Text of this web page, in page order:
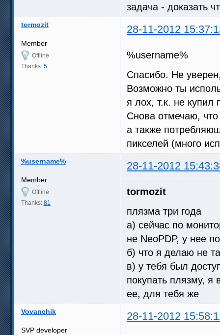
задача - доказать
tormozit 28-11-2012
Member
Offline
Thanks: 5
%username%
Спасибо. Не
Возможно ты
я лох, т.к. не
Снова отмечаю,
а также
пикселей (много
%username% 28-11-2012
Member
Offline
Thanks: 81
tormozit
плязма три года
а) сейчас по
не NeoPDP, у нее
б) что я делаю не
в) у тебя был
покупать плязму, я
ее, для тебя же
Vovanchik 28-11-2012
SVP developer